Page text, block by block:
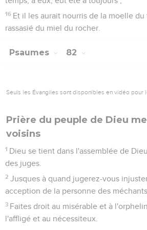
16 Et il les aurait nourris de la moelle
rassasié du miel du rocher.
Psaumes 82
Seuls les Évangiles sont disponibles en vidéo pour
Prière du peuple de Dieu
voisins
1 Dieu se tient dans l'assemblée de
des juges.
2 Jusques à quand jugerez-vous
acception de la personne des méchants
3 Faites droit au misérable et à
l'affligé et au nécessiteux.